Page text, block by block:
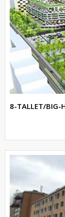
8-TALLET/BIG-